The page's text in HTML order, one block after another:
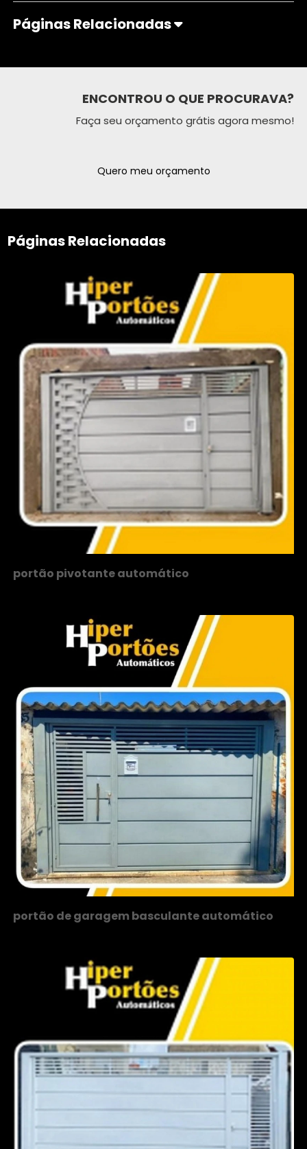
Páginas Relacionadas
ENCONTROU O QUE PROCURAVA?
Faça seu orçamento grátis agora mesmo!
Quero meu orçamento
Páginas Relacionadas
portão pivotante automático
portão de garagem basculante automático